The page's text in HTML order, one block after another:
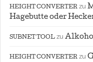
HEIGHT CONVERTER zu
Hagebutte oder
SUBNET TOOL zu
HEIGHT CONVERTER zu